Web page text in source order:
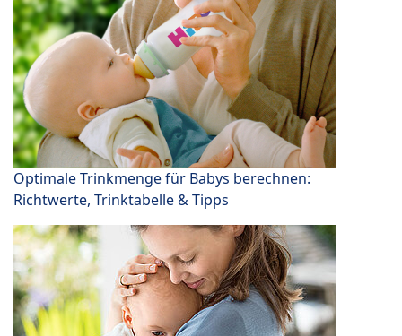
Optimale Trinkmenge für Babys berechnen:
Richtwerte, Trinktabelle & Tipps